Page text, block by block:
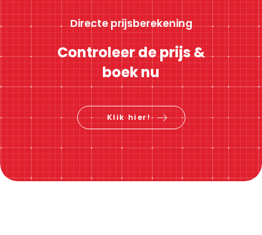
Directe prijsberekening
Controleer de prijs &
boek nu
Klik hier!